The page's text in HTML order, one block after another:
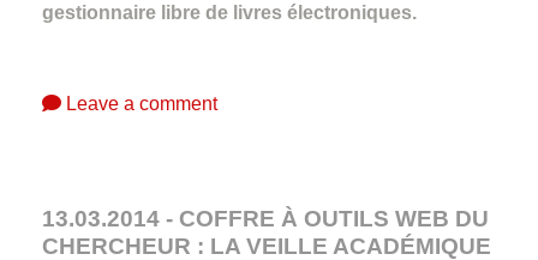
gestionnaire libre de livres électroniques.
Leave a comment
13.03.2014 - COFFRE À OUTILS WEB DU
CHERCHEUR : LA VEILLE ACADÉMIQUE